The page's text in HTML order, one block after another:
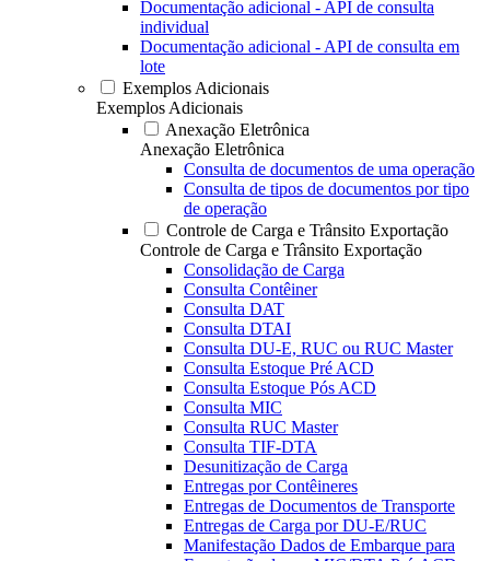
Documentação adicional - API de consulta
individual
Documentação adicional - API de consulta em
lote
Exemplos Adicionais
Exemplos Adicionais
Anexação Eletrônica
Anexação Eletrônica
Consulta de documentos de uma operação
Consulta de tipos de documentos por tipo
de operação
Controle de Carga e Trânsito Exportação
Controle de Carga e Trânsito Exportação
Consolidação de Carga
Consulta Contêiner
Consulta DAT
Consulta DTAI
Consulta DU-E, RUC ou RUC Master
Consulta Estoque Pré ACD
Consulta Estoque Pós ACD
Consulta MIC
Consulta RUC Master
Consulta TIF-DTA
Desunitização de Carga
Entregas por Contêineres
Entregas de Documentos de Transporte
Entregas de Carga por DU-E/RUC
Manifestação Dados de Embarque para